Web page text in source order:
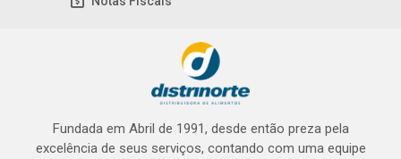
Fundada em Abril de 1991, desde então preza pela
excelência de seus serviços, contando com uma equipe